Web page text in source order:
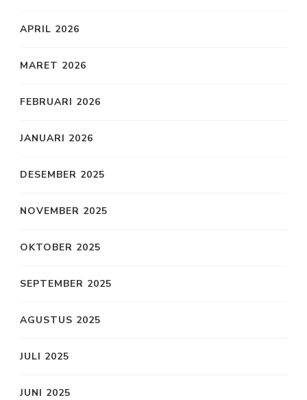
APRIL 2026
MARET 2026
FEBRUARI 2026
JANUARI 2026
DESEMBER 2025
NOVEMBER 2025
OKTOBER 2025
SEPTEMBER 2025
AGUSTUS 2025
JULI 2025
JUNI 2025